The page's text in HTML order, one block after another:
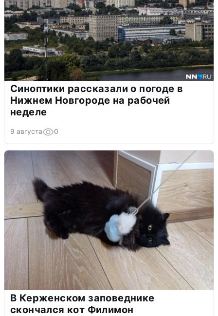
Синоптики рассказали о погоде в
Нижнем Новгороде на рабочей
неделе
9 августа 0
В Керженском заповеднике
скончался кот Филимон